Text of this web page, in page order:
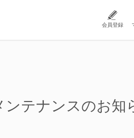
会員登録
ンテナンスのお知